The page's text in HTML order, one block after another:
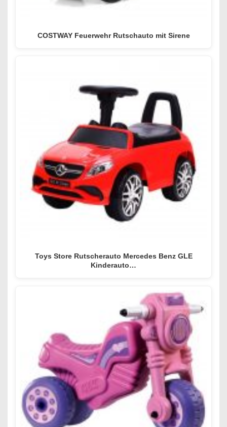
COSTWAY Feuerwehr Rutschauto mit Sirene
Toys Store Rutscherauto Mercedes Benz GLE
Kinderauto…